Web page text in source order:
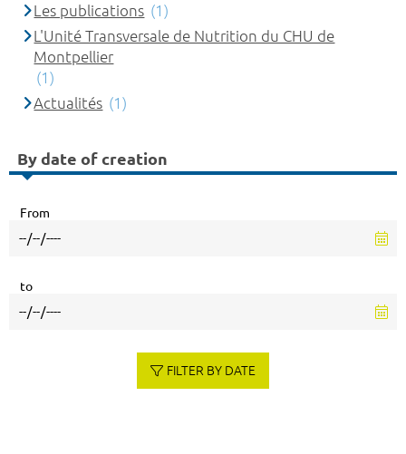
Les publications (1)
L'Unité Transversale de Nutrition du CHU de
Montpellier
(1)
Actualités (1)
By date of creation
From
to
FILTER BY DATE